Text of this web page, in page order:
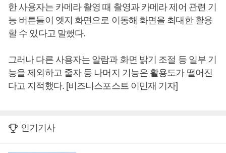
한 사용자는 카메라 촬영 때 촬영과 카메라 제어 관련 기
능 버튼들이 엣지 화면으로 이동해 화면을 최대한 활용
할 수 있다고 말했다.
그러나 다른 사용자는 알람과 화면 밝기 조절 등 일부 기
능을 제외하고 줄자 등 나머지 기능은 활용도가 떨어진
다고 지적했다. [비즈니스포스트 이민재 기자]
인기기사